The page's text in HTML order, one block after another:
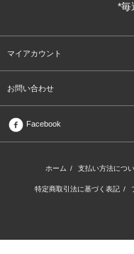
*毎
マイアカウント
お問い合わせ
Facebook
ホーム / 支払い方法につ
特定商取引法に基づく表記 /